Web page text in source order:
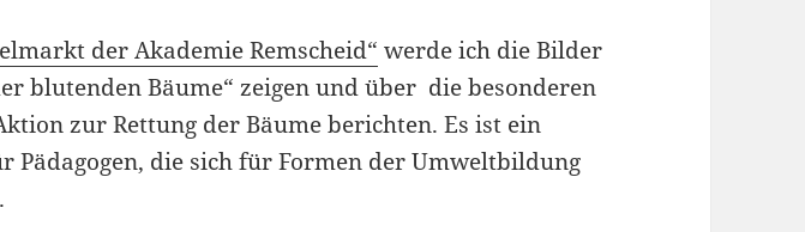
der Akademie Remscheid“ werde ich die Bilder
blutenden Bäume“ zeigen und über die besonderen
zur Rettung der Bäume berichten. Es ist ein
Pädagogen, die sich für Formen der Umweltbildung